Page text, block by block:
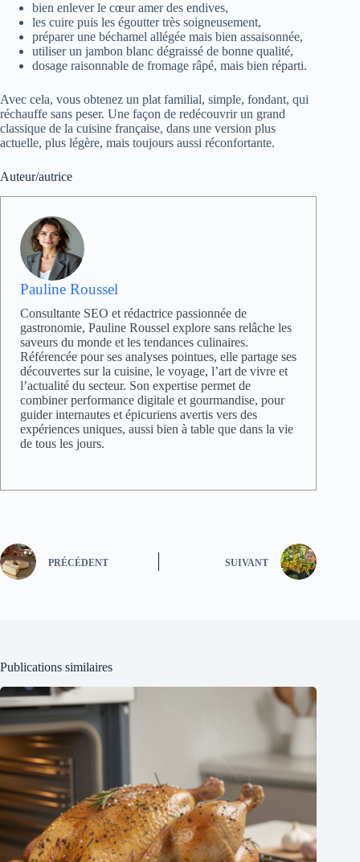
bien enlever le cœur amer des endives,
les cuire puis les égoutter très soigneusement,
préparer une béchamel allégée mais bien assaisonnée,
utiliser un jambon blanc dégraissé de bonne qualité,
dosage raisonnable de fromage râpé, mais bien réparti.
Avec cela, vous obtenez un plat familial, simple, fondant, qui
réchauffe sans peser. Une façon de redécouvrir un grand
classique de la cuisine française, dans une version plus
actuelle, plus légère, mais toujours aussi réconfortante.
Auteur/autrice
Pauline Roussel
Consultante SEO et rédactrice passionnée de
gastronomie, Pauline Roussel explore sans relâche les
saveurs du monde et les tendances culinaires.
Référencée pour ses analyses pointues, elle partage ses
découvertes sur la cuisine, le voyage, l’art de vivre et
l’actualité du secteur. Son expertise permet de
combiner performance digitale et gourmandise, pour
guider internautes et épicuriens avertis vers des
expériences uniques, aussi bien à table que dans la vie
de tous les jours.
PRÉCÉDENT SUIVANT
Publications similaires